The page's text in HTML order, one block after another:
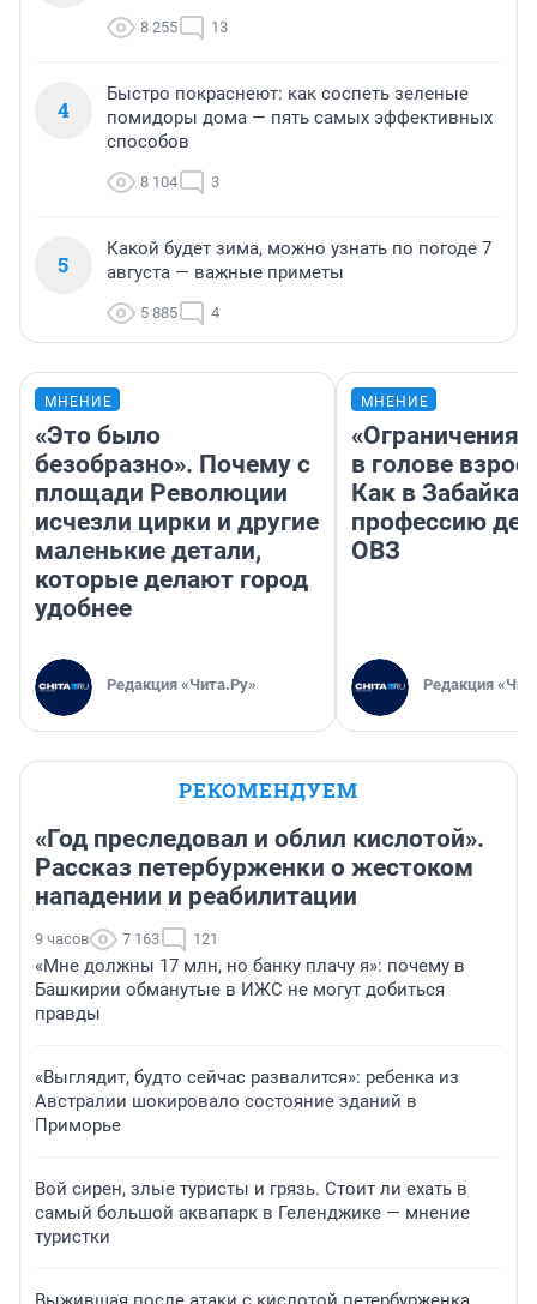
8 255 13
4
Быстро покраснеют: как соспеть зеленые
помидоры дома — пять самых эффективных
способов
8 104 3
5
Какой будет зима, можно узнать по погоде 7
августа — важные приметы
5 885 4
МНЕНИЕ
«Это было
безобразно». Почему с
площади Революции
исчезли цирки и другие
маленькие детали,
которые делают город
удобнее
Редакция «Чита.Ру»
МНЕНИЕ
«Ограничения
в голове
Как в
профессию
ОВЗ
Редакция
РЕКОМЕНДУЕМ
«Год преследовал и облил кислотой».
Рассказ петербурженки о жестоком
нападении и реабилитации
9 часов 7 163 121
«Мне должны 17 млн, но банку плачу я»: почему в
Башкирии обманутые в ИЖС не могут добиться
правды
«Выглядит, будто сейчас развалится»: ребенка из
Австралии шокировало состояние зданий в
Приморье
Вой сирен, злые туристы и грязь. Стоит ли ехать в
самый большой аквапарк в Геленджике — мнение
туристки